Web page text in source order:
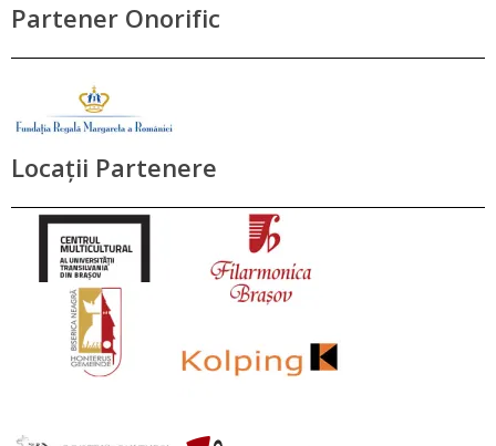
Partener Onorific
Locații Partenere